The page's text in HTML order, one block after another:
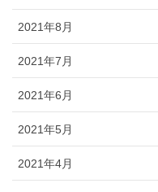
2021年8月
2021年7月
2021年6月
2021年5月
2021年4月